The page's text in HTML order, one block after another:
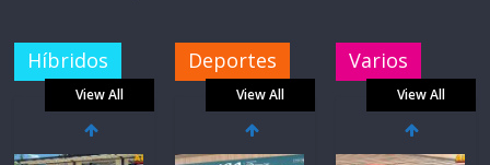
Híbridos
View All
Deportes
View All
Varios
View All